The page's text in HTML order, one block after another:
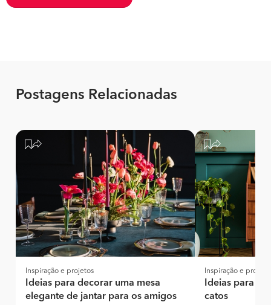
Postagens Relacionadas
Inspiração e projetos
Ideias para decorar uma mesa
elegante de jantar para os amigos
Inspiração e
Ideias para
catos